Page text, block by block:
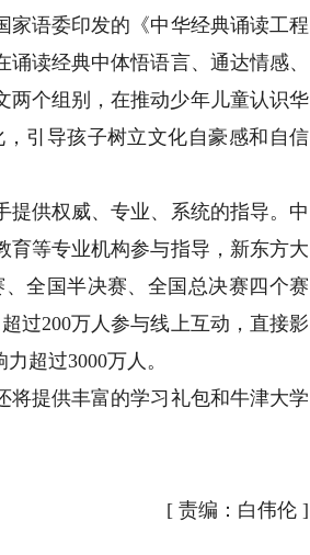
语委印发的《中华经典诵读工程
读经典中体悟语言、通达情感、
两个组别，在推动少年儿童认识华
引导孩子树立文化自豪感和自信
供权威、专业、系统的指导。中
育等专业机构参与指导，新东方大
全国半决赛、全国总决赛四个赛
过200万人参与线上互动，直接影
超过3000万人。
提供丰富的学习礼包和牛津大学
[ 责编：白伟伦 ]